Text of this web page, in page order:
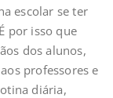
escolar se ter
por isso que
dos alunos,
professores e
diária,